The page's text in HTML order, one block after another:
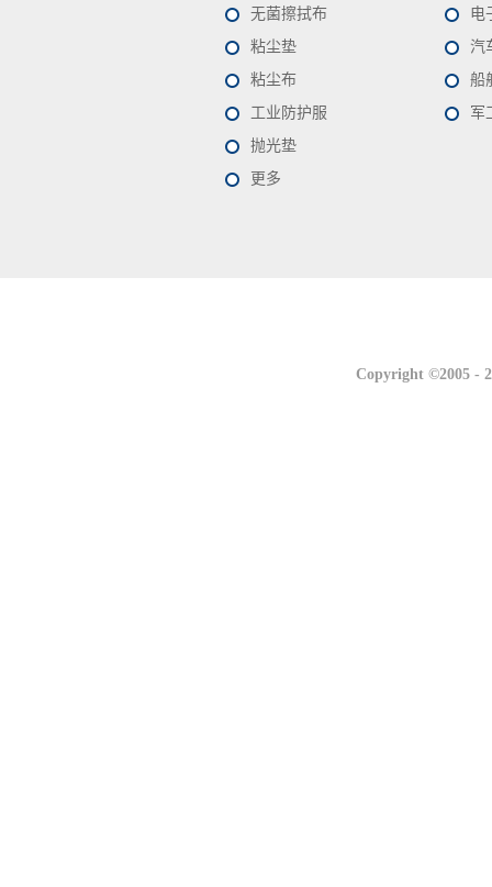
无菌擦拭布
粘尘垫
粘尘布
工业防护服
抛光垫
更多
电
汽
船
军
Copyright ©2005 -